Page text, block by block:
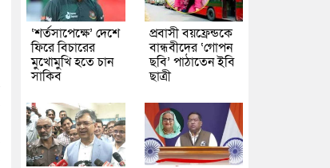
‘শর্তসাপেক্ষে’ দেশে
ফিরে বিচারের
মুখোমুখি হতে চান
সাকিব
প্রবাসী বয়ফ্রেন্ডকে
বান্ধবীদের ‘গোপন
ছবি’ পাঠাতেন ইবি
ছাত্রী